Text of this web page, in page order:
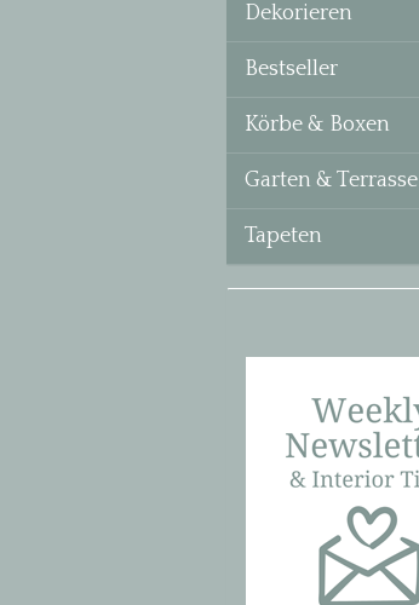
Dekorieren
Bestseller
Körbe & Boxen
Garten & Terrasse
Tapeten